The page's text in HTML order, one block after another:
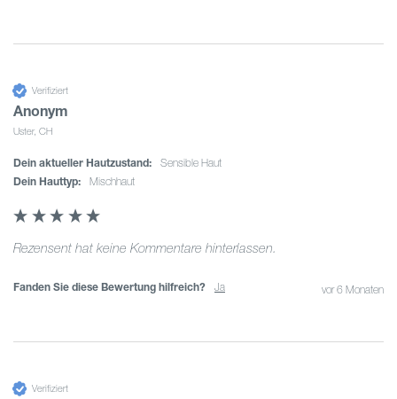
Verifiziert
Anonym
Uster, CH
Dein aktueller Hautzustand:
sensible Haut
Dein Hauttyp:
Mischhaut
Rezensent hat keine Kommentare hinterlassen.
Fanden Sie diese Bewertung hilfreich? Ja vor 6 Monaten
Verifiziert